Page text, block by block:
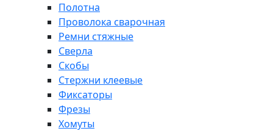
Полотна
Проволока сварочная
Ремни стяжные
Сверла
Скобы
Стержни клеевые
Фиксаторы
Фрезы
Хомуты